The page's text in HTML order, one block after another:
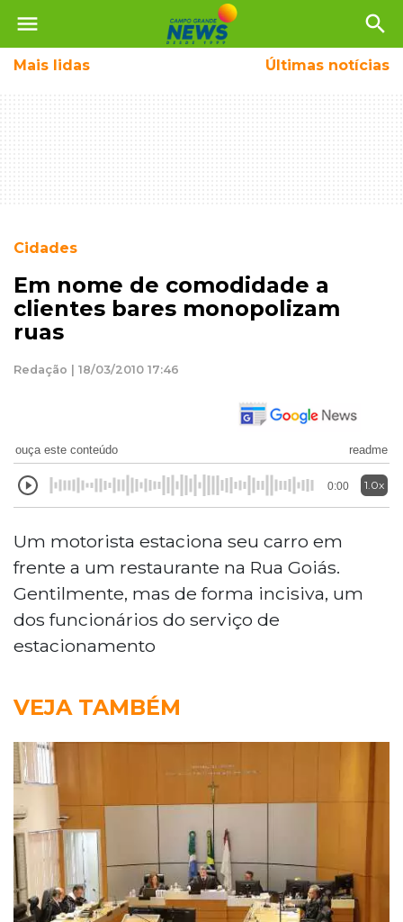
menu search
Mais lidas Últimas notícias
Cidades
Em nome de comodidade a
clientes bares monopolizam
ruas
Redação | 18/03/2010 17:46
ouça este conteúdo readme
0:00 1.0x
Um motorista estaciona seu carro em
frente a um restaurante na Rua Goiás.
Gentilmente, mas de forma incisiva, um
dos funcionários do serviço de
estacionamento
VEJA TAMBÉM